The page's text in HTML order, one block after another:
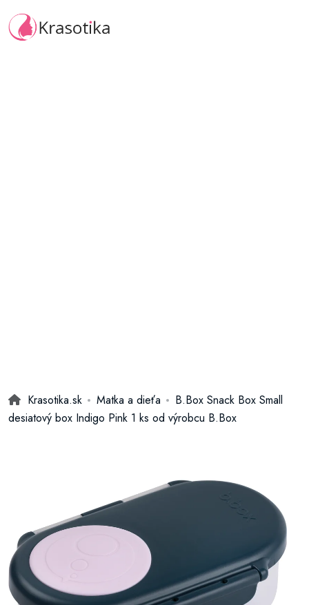
Krasotika.sk Matka a dieťa
B.Box Snack Box Small
desiatový box Indigo Pink 1 ks od výrobcu B.Box